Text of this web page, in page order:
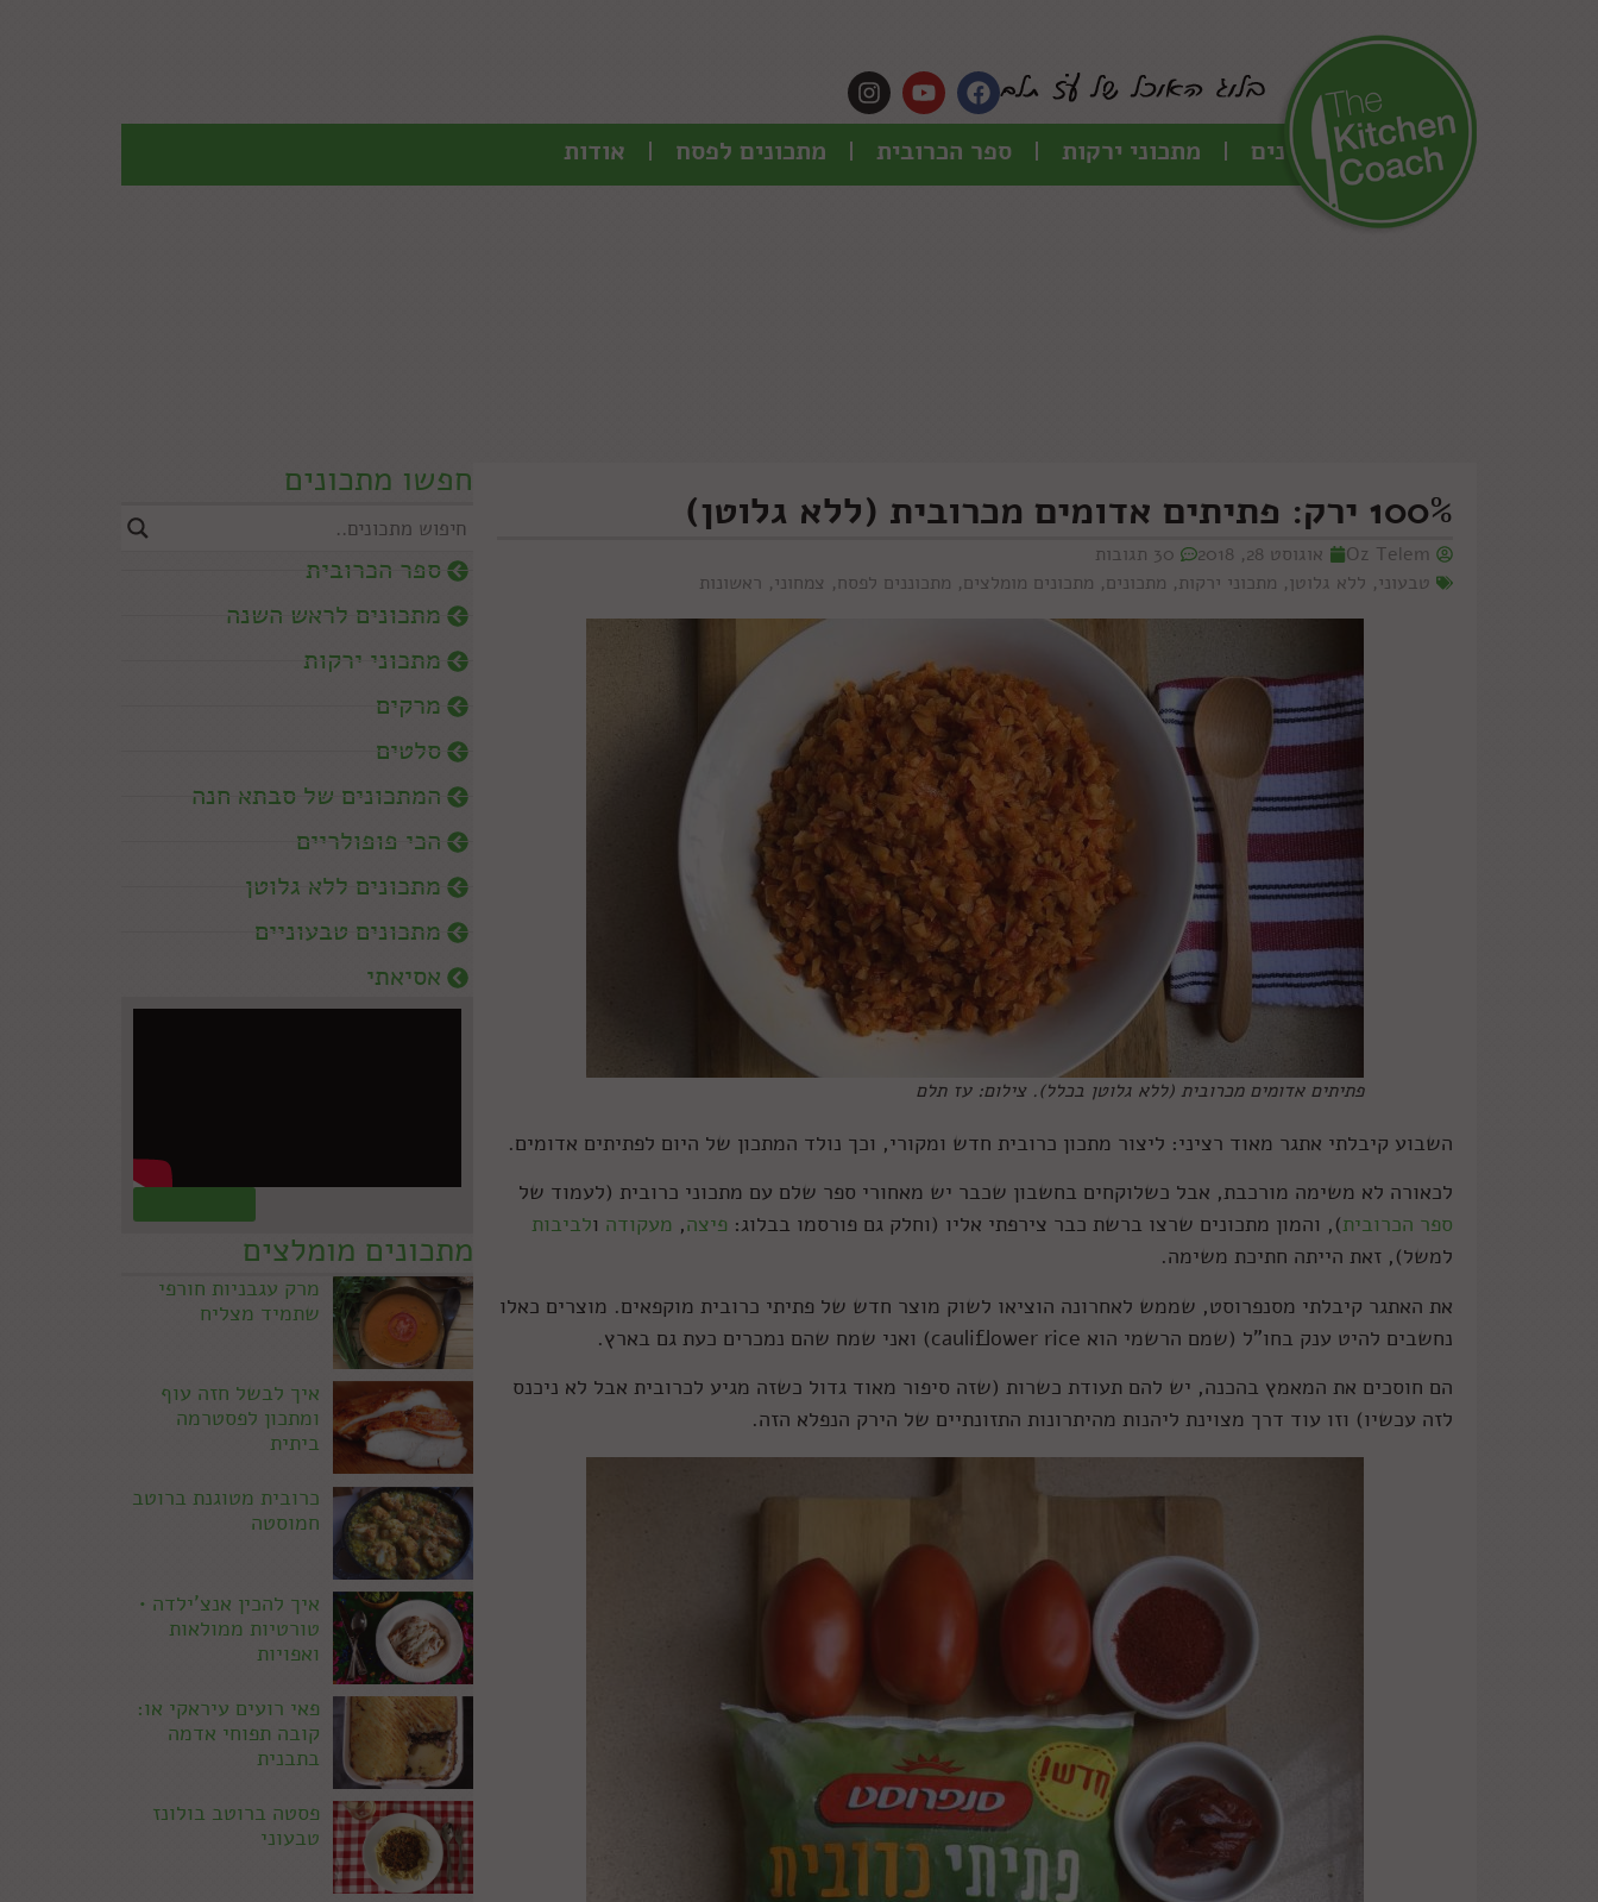
כל המתכונים מתכוני ירקות ספר הכרובית מתכונים לפסח אודות
חפשו מתכונים
ספר הכרובית
מתכונים לראש השנה
מתכוני ירקות
מרקים
סלטים
המתכונים של סבתא חנה
הכי פופולריים
מתכונים ללא גלוטן
מתכונים טבעוניים
אסיאתי
מתכונים מומלצים
מרק עגבניות חורפי
שתמיד מצליח
איך לבשל חזה עוף
ומתכון לפסטרמה
ביתית
כרובית מטוגנת ברוטב
חמוסטה
איך להכין אנצ'ילדה •
טורטיות ממולאות
ואפויות
פאי רועים עיראקי או:
קובה תפוחי אדמה
בתבנית
פסטה ברוטב בולונז
טבעוני
100% ירק: פתיתים אדומים מכרובית (ללא גלוטן)
Oz Telem אוגוסט 28, 2018
30 תגובות
טבעוני, ללא גלוטן, מתכוני ירקות, מתכונים, מתכונים מומלצים, מתכוננים לפסח, צמחוני, ראשונות
פתיתים אדומים מכרובית (ללא גלוטן בכלל). צילום: עז תלם
השבוע קיבלתי אתגר מאוד רציני: ליצור מתכון כרובית חדש ומקורי, וכך נולד המתכון של היום לפתיתים אדומים.
לכאורה לא משימה מורכבת, אבל כשלוקחים בחשבון שכבר יש מאחורי ספר שלם עם מתכוני כרובית (לעמוד של
ספר הכרובית), והמון מתכונים שרצו ברשת כבר צירפתי אליו (וחלק גם פורסמו בבלוג: פיצה, מעקודה ולביבות
למשל), זאת הייתה חתיכת משימה.
את האתגר קיבלתי מסנפרוסט, שממש לאחרונה הוציאו לשוק מוצר חדש של פתיתי כרובית מוקפאים. מוצרים כאלו
נחשבים להיט ענק בחו"ל (שמם הרשמי הוא cauliflower rice) ואני שמח שהם נמכרים כעת גם בארץ.
הם חוסכים את המאמץ בהכנה, יש להם תעודת כשרות (שזה סיפור מאוד גדול כשזה מגיע לכרובית אבל לא ניכנס
לזה עכשיו) וזו עוד דרך מצוינת ליהנות מהיתרונות התזונתיים של הירק הנפלא הזה.